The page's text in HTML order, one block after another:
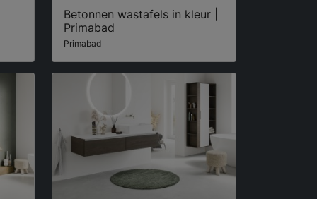
Betonnen wastafels in kleur |
Primabad
Primabad